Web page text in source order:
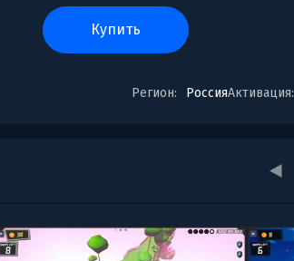
купить
Регион: РоссияАктивация: